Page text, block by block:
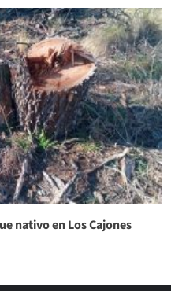
nativo en Los Cajones